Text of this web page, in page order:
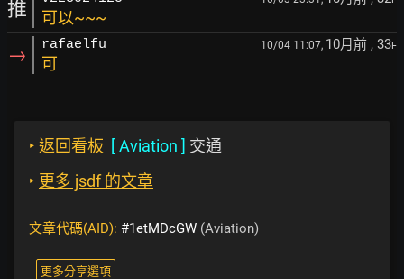
推 可以~~~
→ rafaelfu 10/04 11:07, 10月前 , 33F
可
‣ 返回看板 [Aviation ] 交通
‣ 更多 jsdf 的文章
文章代碼(AID): #1etMDcGW (Aviation)
更多分享選項